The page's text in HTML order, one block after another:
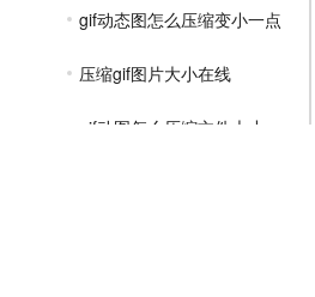
gif动态图怎么压缩变小一点
压缩gif图片大小在线
gif动图怎么压缩文件大小